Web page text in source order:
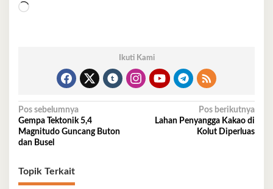
Memuat...
Ikuti Kami
Navigasi
pos
Pos sebelumnya
Gempa Tektonik 5,4
Magnitudo Guncang Buton
dan Busel
Pos berikutnya
Lahan Penyangga Kakao di
Kolut Diperluas
Topik Terkait